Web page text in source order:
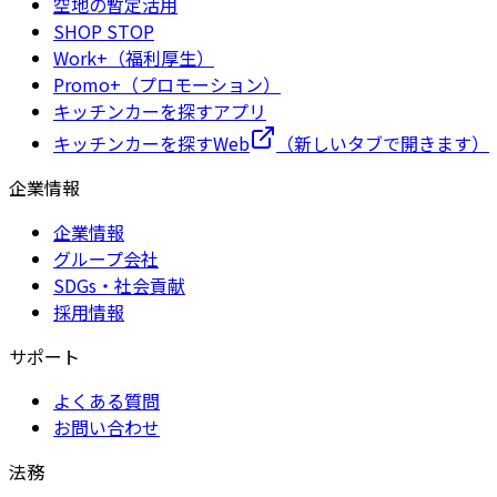
SHOP STOP
Work+（福利厚生）
Promo+（プロモーション）
キッチンカーを探すアプリ
キッチンカーを探すWeb
（新しいタブで開きます）
企業情報
企業情報
グループ会社
SDGs・社会貢献
採用情報
サポート
よくある質問
お問い合わせ
法務